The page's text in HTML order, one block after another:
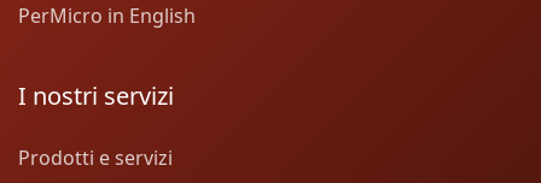
PerMicro in English
I nostri servizi
Prodotti e servizi